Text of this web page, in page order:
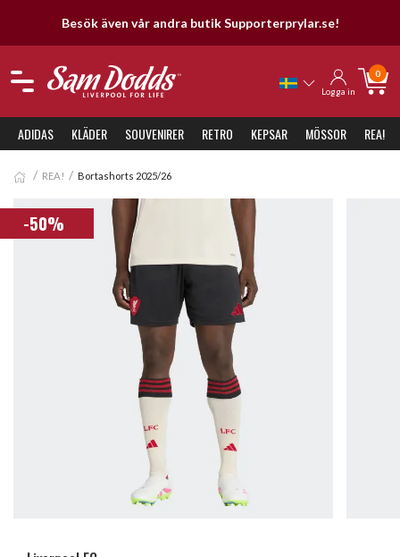
Besök även vår andra butik Supporterprylar.se!
Logga in
0
ADIDAS KLÄDER SOUVENIRER RETRO KEPSAR MÖSSOR REA!
REA! Bortashorts 2025/26
-50%